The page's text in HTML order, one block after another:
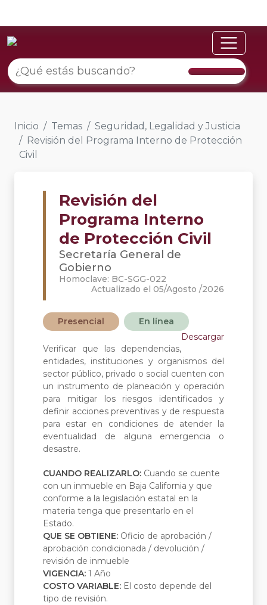
Inicio Temas
Seguridad, Legalidad y Justicia
Revisión del Programa Interno de Protección
Civil
Revisión del
Programa Interno
de Protección Civil
Secretaría General de
Gobierno
Homoclave: BC-SGG-022
Actualizado el 05/Agosto /2026
Presencial
En línea
Descargar
Verificar que las dependencias,
entidades, instituciones y organismos del
sector público, privado o social cuenten con
un instrumento de planeación y operación
para mitigar los riesgos identificados y
definir acciones preventivas y de respuesta
para estar en condiciones de atender la
eventualidad de alguna emergencia o
desastre.
CUANDO REALIZARLO: Cuando se cuente
con un inmueble en Baja California y que
conforme a la legislación estatal en la
materia tenga que presentarlo en el
Estado.
QUE SE OBTIENE: Oficio de aprobación /
aprobación condicionada / devolución /
revisión de inmueble
VIGENCIA: 1 Año
COSTO VARIABLE: El costo depende del
tipo de revisión.